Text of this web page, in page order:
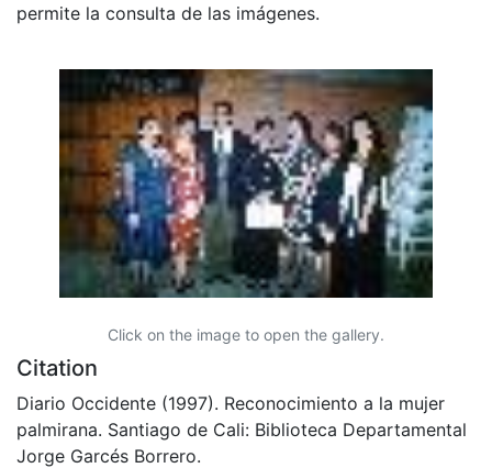
permite la consulta de las imágenes.
Click on the image to open the gallery.
Citation
Diario Occidente (1997). Reconocimiento a la mujer
palmirana. Santiago de Cali: Biblioteca Departamental
Jorge Garcés Borrero.